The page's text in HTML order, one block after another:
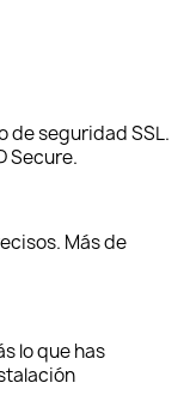
de seguridad SSL.
Secure.
Más de
lo que has